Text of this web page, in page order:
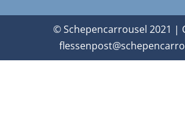
© Schepencarrousel 2021 |